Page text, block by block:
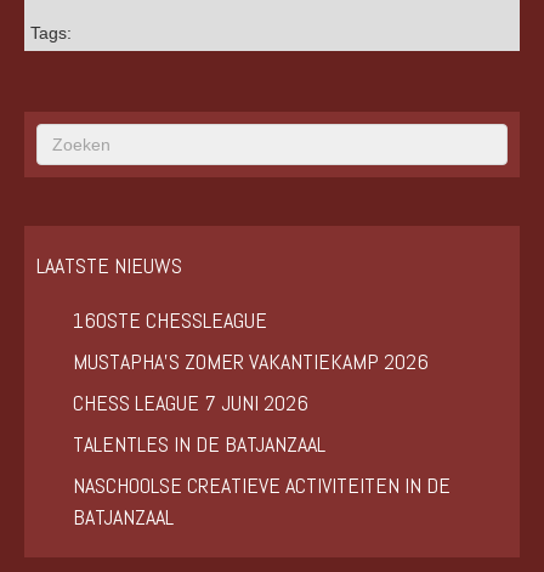
Tags:
LAATSTE NIEUWS
160STE CHESSLEAGUE
MUSTAPHA’S ZOMER VAKANTIEKAMP 2026
CHESS LEAGUE 7 JUNI 2026
TALENTLES IN DE BATJANZAAL
NASCHOOLSE CREATIEVE ACTIVITEITEN IN DE
BATJANZAAL